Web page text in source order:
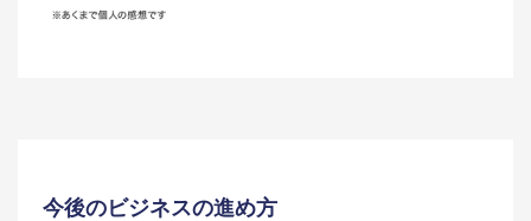
今後のビジネスの進め方